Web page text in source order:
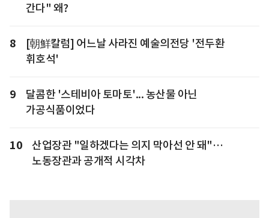
간다" 왜?
8
[朝鮮칼럼] 어느날 사라진 예술의전당 '전두환
휘호석'
9
달콤한 '스테비아 토마토'... 농산물 아닌
가공식품이었다
10
산업장관 "일하겠다는 의지 막아선 안 돼"…
노동장관과 공개적 시각차